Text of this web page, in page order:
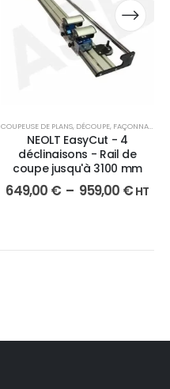
COUPEUSE DE PLANS, DÉCOUPE, FAÇONNAGE
NEOLT EasyCut - 4
déclinaisons - Rail de
coupe jusqu'à 3100 mm
649,00 € – 959,00 € HT